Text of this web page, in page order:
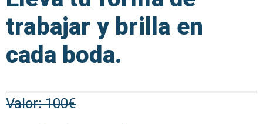
trabajar y brilla en
cada boda.
Valor: 100€